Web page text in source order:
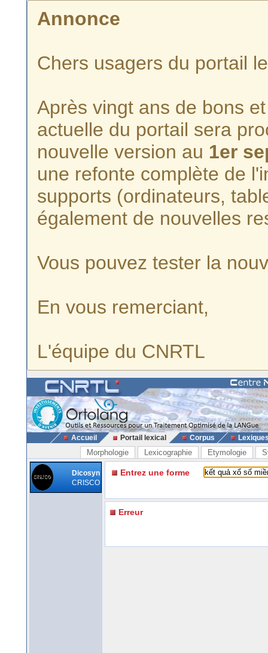
Annonce
Chers usagers du portail
Après vingt ans de bons
actuelle du portail sera
nouvelle version au 1er
une refonte complète de
supports (ordinateurs,
également de nouvelles
Vous pouvez tester la
En vous remerciant,
L'équipe du CNRTL
Accueil Portail lexical Corpus
Morphologie Lexicographie Etymologie
Dicosyn
CRISCO
Entrez une forme
Erreur